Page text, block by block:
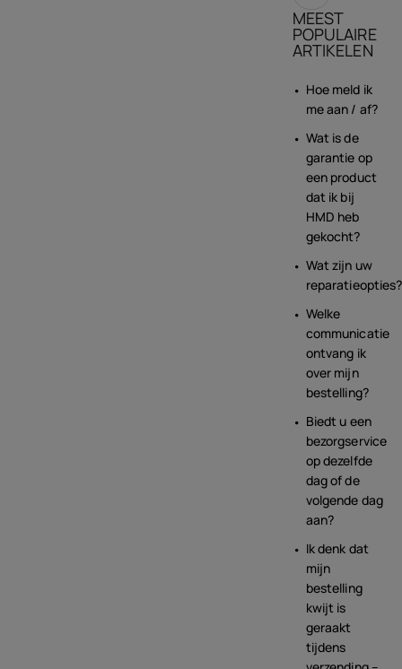
MEEST
POPULAIRE
ARTIKELEN
Hoe meld ik
me aan / af?
Wat is de
garantie op
een product
dat ik bij
HMD heb
gekocht?
Wat zijn uw
reparatieopties?
Welke
communicatie
ontvang ik
over mijn
bestelling?
Biedt u een
bezorgservice
op dezelfde
dag of de
volgende dag
aan?
Ik denk dat
mijn
bestelling
kwijt is
geraakt
tijdens